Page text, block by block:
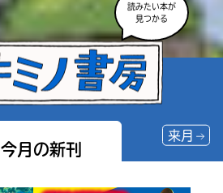
読みたい本が
見つかる
今月の新刊
来月